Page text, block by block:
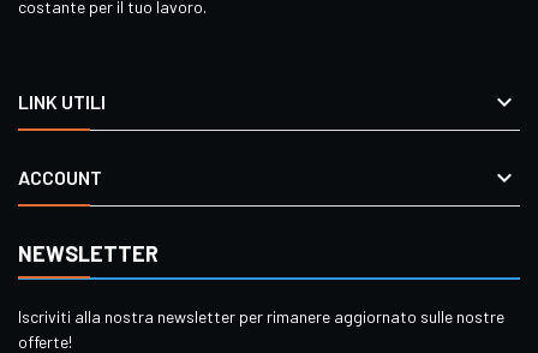
costante per il tuo lavoro.
LINK UTILI 
ACCOUNT 
NEWSLETTER
Iscriviti alla nostra newsletter per rimanere aggiornato sulle nostre
offerte!